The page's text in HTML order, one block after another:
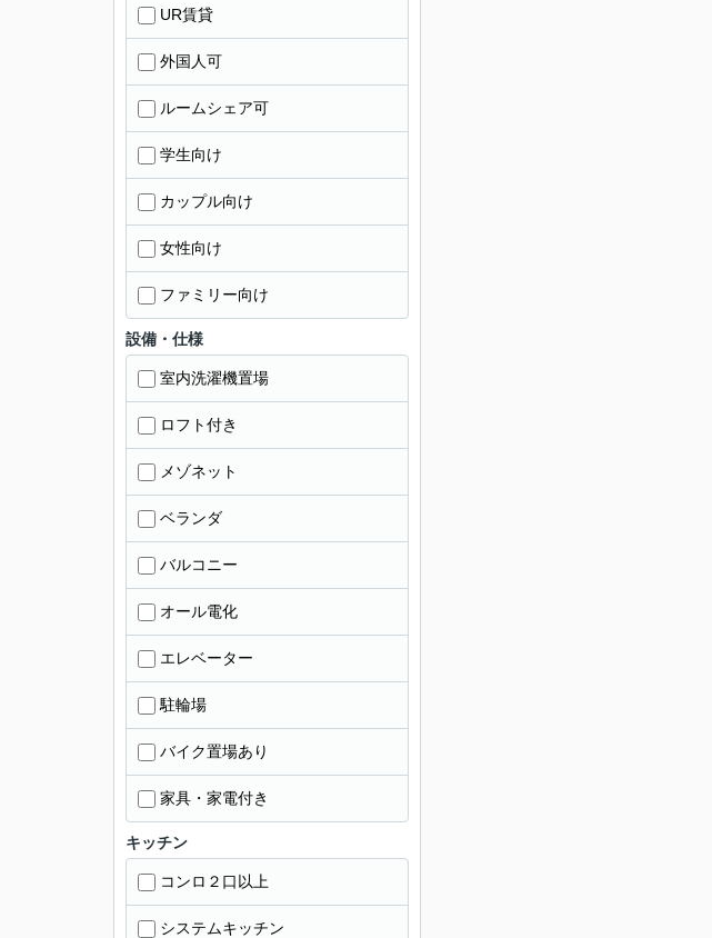
UR賃貸
外国人可
ルームシェア可
学生向け
カップル向け
女性向け
ファミリー向け
設備・仕様
室内洗濯機置場
ロフト付き
メゾネット
ベランダ
バルコニー
オール電化
エレベーター
駐輪場
バイク置場あり
家具・家電付き
キッチン
コンロ２口以上
システムキッチン